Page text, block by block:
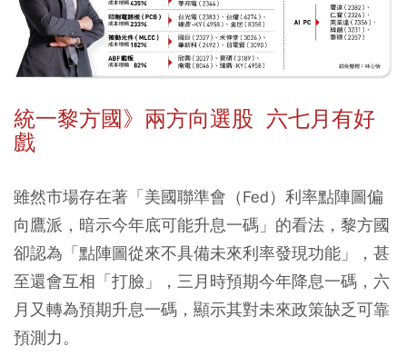
統一黎方國》兩方向選股 六七月有好
戲
雖然市場存在著「美國聯準會（Fed）利率點陣圖偏
向鷹派，暗示今年底可能升息一碼」的看法，黎方國
卻認為「點陣圖從來不具備未來利率發現功能」，甚
至還會互相「打臉」，三月時預期今年降息一碼，六
月又轉為預期升息一碼，顯示其對未來政策缺乏可靠
預測力。